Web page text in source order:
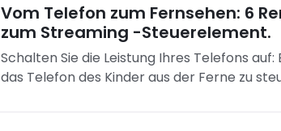
Vom Telefon zum Fernsehen: 6
zum Streaming -Steuerelement.
Schalten Sie die Leistung Ihres Telefons auf:
das Telefon des Kinder aus der Ferne zu